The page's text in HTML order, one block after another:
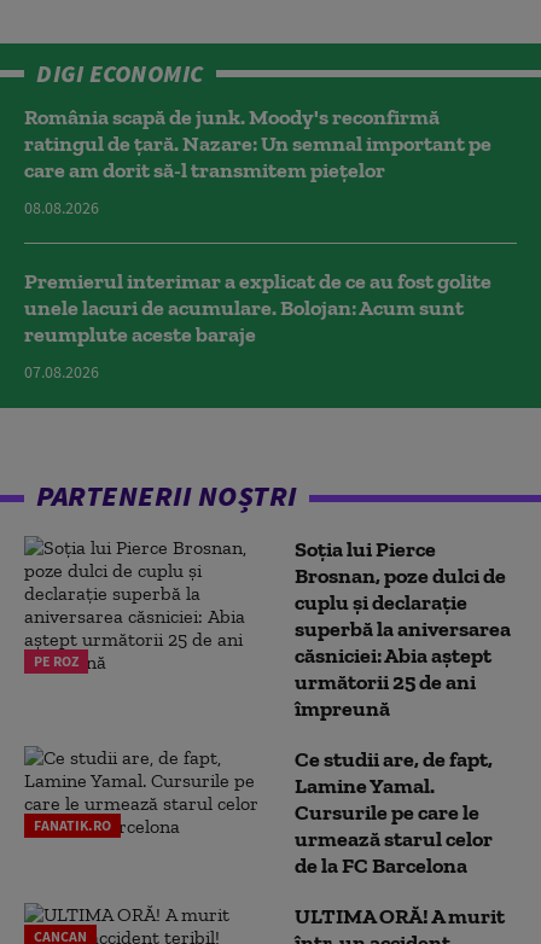
DIGI ECONOMIC
România scapă de junk. Moody's reconfirmă
ratingul de țară. Nazare: Un semnal important pe
care am dorit să-l transmitem piețelor
08.08.2026
Premierul interimar a explicat de ce au fost golite
unele lacuri de acumulare. Bolojan: Acum sunt
reumplute aceste baraje
07.08.2026
PARTENERII NOȘTRI
PE ROZ
Soția lui Pierce
Brosnan, poze dulci de
cuplu și declarație
superbă la aniversarea
căsniciei: Abia aștept
următorii 25 de ani
împreună
FANATIK.RO
Ce studii are, de fapt,
Lamine Yamal.
Cursurile pe care le
urmează starul celor
de la FC Barcelona
CANCAN
ULTIMA ORĂ! A murit